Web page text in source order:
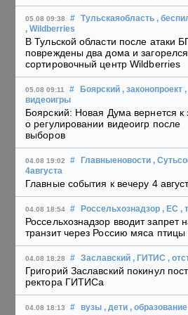
05.08 09:38 # Тульскаяобласть ,
, Wildberries
В Тульской области после атаки
повреждены два дома и загорелся
сортировочный центр Wildberries
05.08 09:11 # Боярский , законопроект ,
видеоигры
Боярский: Новая Дума вернется к
о регулировании видеоигр после
выборов
04.08 19:02 # Главныеновости ,
4августа
Главные события к вечеру 4
04.08 18:54 # Россельхознадзор , ЕС ,
Россельхознадзор вводит запрет
транзит через Россию мяса
04.08 18:28 # Заславский , ГИТИС ,
Григорий Заславский покинул пост
ректора ГИТИСа
04.08 18:13 # вузы , дети , образование